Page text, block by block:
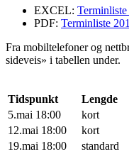
EXCEL:
PDF: Terminliste
Fra mobiltelefoner og
sideveis» i tabellen under.
Tidspunkt
Lengde
5.mai 18:00
kort
12.mai 18:00
kort
19.mai 18:00
standard